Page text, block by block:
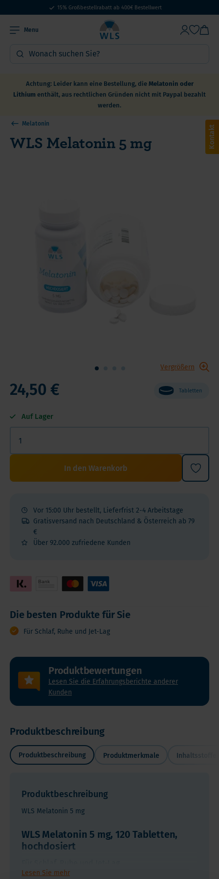
15% Großbestellrabatt ab 400€ Bestellwert
Menu
Achtung: Leider kann eine Bestellung, die Melatonin oder
Lithium enthält, aus rechtlichen Gründen nicht mit Paypal bezahlt
werden.
Melatonin
WLS Melatonin 5 mg
Vergrößern
Tabletten
24,50 €
Auf Lager
In den Warenkorb
Vor 15:00 Uhr bestellt, Lieferfrist 2-4 Arbeitstage
Gratisversand nach Deutschland & Österreich ab 79
€
Über 92.000 zufriedene Kunden
Die besten Produkte für Sie
Für Schlaf, Ruhe und Jet-Lag
WLS
Melatonin
5
mg,
Tabletten,
Ruhe
und
Lag
immer
Produktbewertungen
Lesen Sie die Erfahrungsberichte anderer
Kunden
Produktbeschreibung
Produktbeschreibung Produktmerkmale Inhaltsstoffe
Produktbeschreibung
WLS Melatonin 5 mg
WLS Melatonin 5 mg, 120 Tabletten,
hochdosiert
Lesen Sie mehr
Kontakt